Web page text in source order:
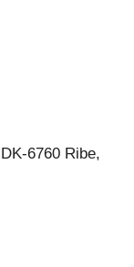
6760 Ribe,